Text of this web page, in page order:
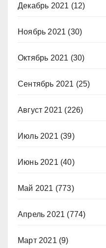
Декабрь 2021 (12)
Ноябрь 2021 (30)
Октябрь 2021 (30)
Сентябрь 2021 (25)
Август 2021 (226)
Июль 2021 (39)
Июнь 2021 (40)
Май 2021 (773)
Апрель 2021 (774)
Март 2021 (9)